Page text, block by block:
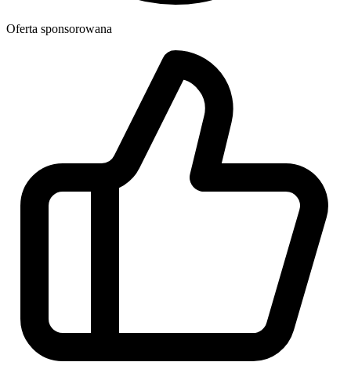
Oferta sponsorowana